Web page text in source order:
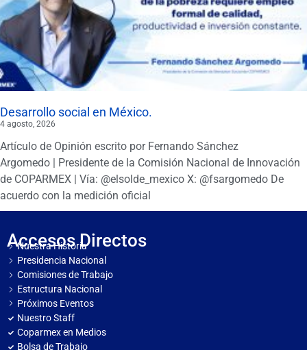
Desarrollo social en México.
4 agosto, 2026
Artículo de Opinión escrito por Fernando Sánchez
Argomedo | Presidente de la Comisión Nacional de Innovación
de COPARMEX | Vía: @elsolde_mexico X: @fsargomedo De
acuerdo con la medición oficial
Accesos Directos
Nuestra Historia
Presidencia Nacional
Comisiones de Trabajo
Estructura Nacional
Próximos Eventos
Nuestro Staff
Coparmex en Medios
Bolsa de Trabajo